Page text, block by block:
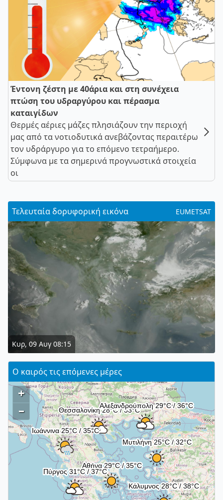
Έντονη ζέστη με 40άρια και στη συνέχεια
πτώση του υδραργύρου και πέρασμα
καταιγίδων
Θερμές αέριες μάζες πλησιάζουν την περιοχή
μας από τα νοτιοδυτικά ανεβάζοντας περαιτέρω
τον υδράργυρο για το επόμενο τετραήμερο.
Σύμφωνα με τα σημερινά προγνωστικά στοιχεία
οι
Τελευταία δορυφορική εικόνα EUMETSAT
Κυρ, 09 Αυγ 08:15
Ο καιρός τις επόμενες μέρες
+
–